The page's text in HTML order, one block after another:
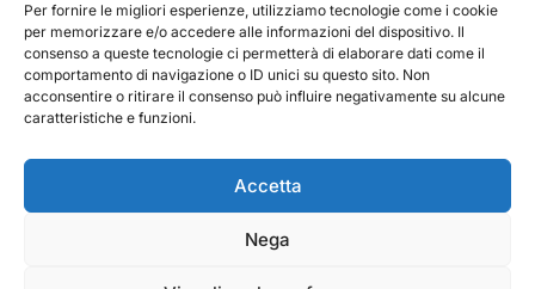
Per fornire le migliori esperienze, utilizziamo tecnologie come i cookie
per memorizzare e/o accedere alle informazioni del dispositivo. Il
consenso a queste tecnologie ci permetterà di elaborare dati come il
comportamento di navigazione o ID unici su questo sito. Non
acconsentire o ritirare il consenso può influire negativamente su alcune
caratteristiche e funzioni.
Accetta
Nega
Azienda
Contatti